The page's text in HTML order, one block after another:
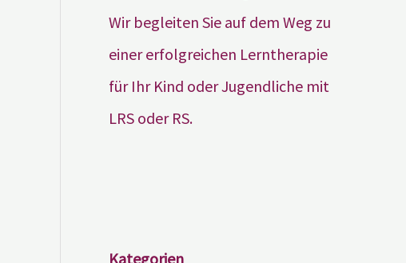
Wir begleiten Sie auf dem Weg zu
einer erfolgreichen Lerntherapie
für Ihr Kind oder Jugendliche mit
LRS oder RS.
Kategorien